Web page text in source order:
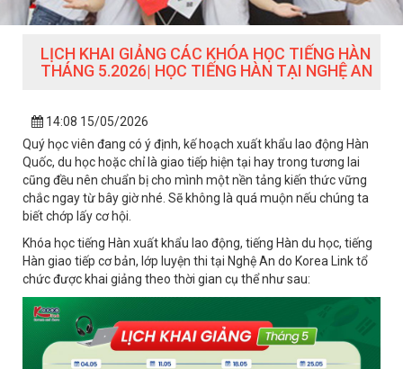
LỊCH KHAI GIẢNG CÁC KHÓA HỌC TIẾNG HÀN
THÁNG 5.2026| HỌC TIẾNG HÀN TẠI NGHỆ AN
14:08 15/05/2026
Quý học viên đang có ý định, kế hoạch xuất khẩu lao động Hàn
Quốc, du học hoặc chỉ là giao tiếp hiện tại hay trong tương lai
cũng đều nên chuẩn bị cho mình một nền tảng kiến thức vững
chắc ngay từ bây giờ nhé. Sẽ không là quá muộn nếu chúng ta
biết chớp lấy cơ hội.
Khóa học tiếng Hàn xuất khẩu lao động, tiếng Hàn du học, tiếng
Hàn giao tiếp cơ bản, lớp luyện thi tại Nghệ An do Korea Link tổ
chức được khai giảng theo thời gian cụ thể như sau: